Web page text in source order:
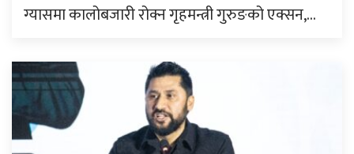
ग्यासमा कालोबजारी रोक्न गृहमन्त्री गुरुङको एक्सन,…